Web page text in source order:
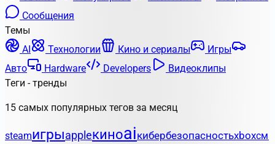
Сообщения
Темы
AI
Технологии Кино и сериалы
Игры
Авто
Hardware Developers
Видеоклипы
Теги - тренды
15 самых популярных тегов за месяц
steamигрыappleкиноaiкибербезопасностьxbox